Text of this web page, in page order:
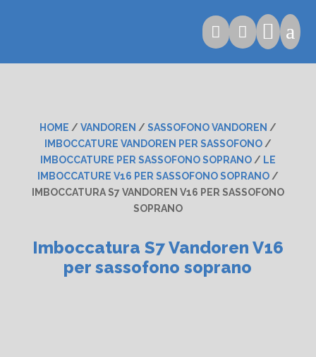
   a
HOME / VANDOREN / SASSOFONO VANDOREN /
IMBOCCATURE VANDOREN PER SASSOFONO/
IMBOCCATURE PER SASSOFONO SOPRANO/ LE
IMBOCCATURE V16 PER SASSOFONO SOPRANO/
IMBOCCATURA S7 VANDOREN V16 PER SASSOFONO
SOPRANO
Imboccatura S7 Vandoren V16
per sassofono soprano